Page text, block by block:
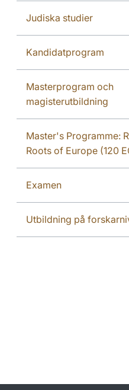
Judiska studier
Kandidatprogram
Masterprogram och
magisterutbildning
Master's Programme:
Roots of Europe (120
Examen
Utbildning på